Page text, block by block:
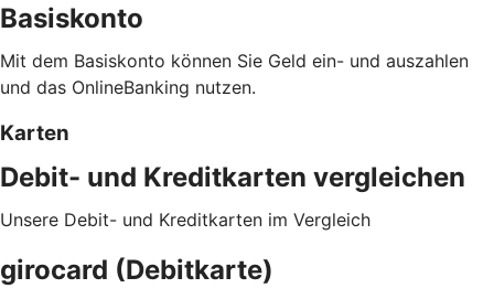
Basiskonto
Mit dem Basiskonto können Sie Geld ein- und auszahlen
und das OnlineBanking nutzen.
Karten
Debit- und Kreditkarten vergleichen
Unsere Debit- und Kreditkarten im Vergleich
girocard (Debitkarte)